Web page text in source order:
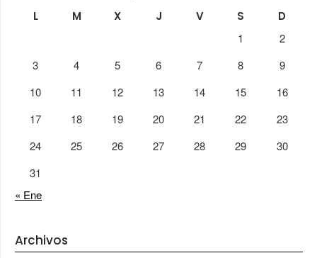
L M X J V S
D
1
2
3
4 5 6 7 8
9
10
11 12 13 14 15
16
17
18 19 20 21 22
23
24
25 26 27 28 29
30
31
« Ene
Archivos